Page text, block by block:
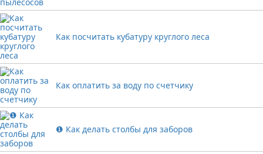
Как посчитать кубатуру круглого леса
Как оплатить за воду по счетчику
❶ Как делать столбы для заборов